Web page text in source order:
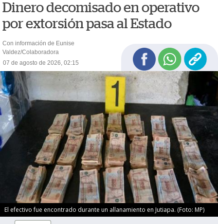
Dinero decomisado en operativo
por extorsión pasa al Estado
Con información de Eunise
Valdez/Colaboradora
07 de agosto de 2026, 02:15
El efectivo fue encontrado durante un allanamiento en Jutiapa. (Foto: MP)